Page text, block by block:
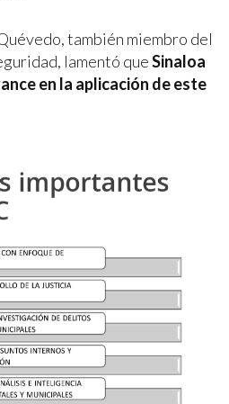
también miembro del
lamentó queSinaloa
en la aplicación de este